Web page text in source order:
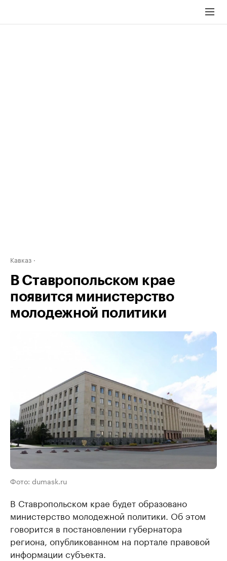
Кавказ
В Ставропольском крае
появится министерство
молодежной политики
Фото: dumask.ru
В Ставропольском крае будет образовано
министерство молодежной политики. Об этом
говорится в постановлении губернатора
региона, опубликованном на портале правовой
информации субъекта.